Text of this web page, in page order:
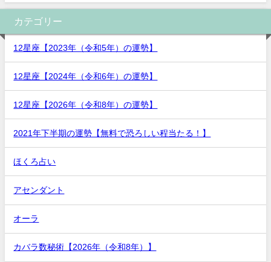
カテゴリー
12星座【2023年（令和5年）の運勢】
12星座【2024年（令和6年）の運勢】
12星座【2026年（令和8年）の運勢】
2021年下半期の運勢【無料で恐ろしい程当たる！】
ほくろ占い
アセンダント
オーラ
カバラ数秘術【2026年（令和8年）】